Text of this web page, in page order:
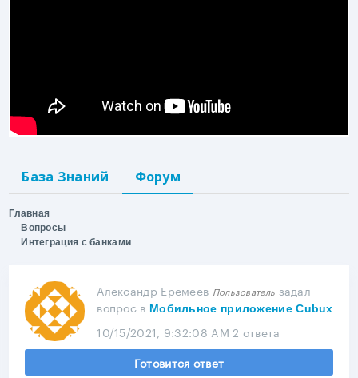
База Знаний Форум
Главная
Вопросы
Интеграция с банками
Александр Еремеев Пользователь задал
вопрос в Мобильное приложение Cubux
10/15/2021, 9:32:08 AM 2 ответа
Готовится ответ